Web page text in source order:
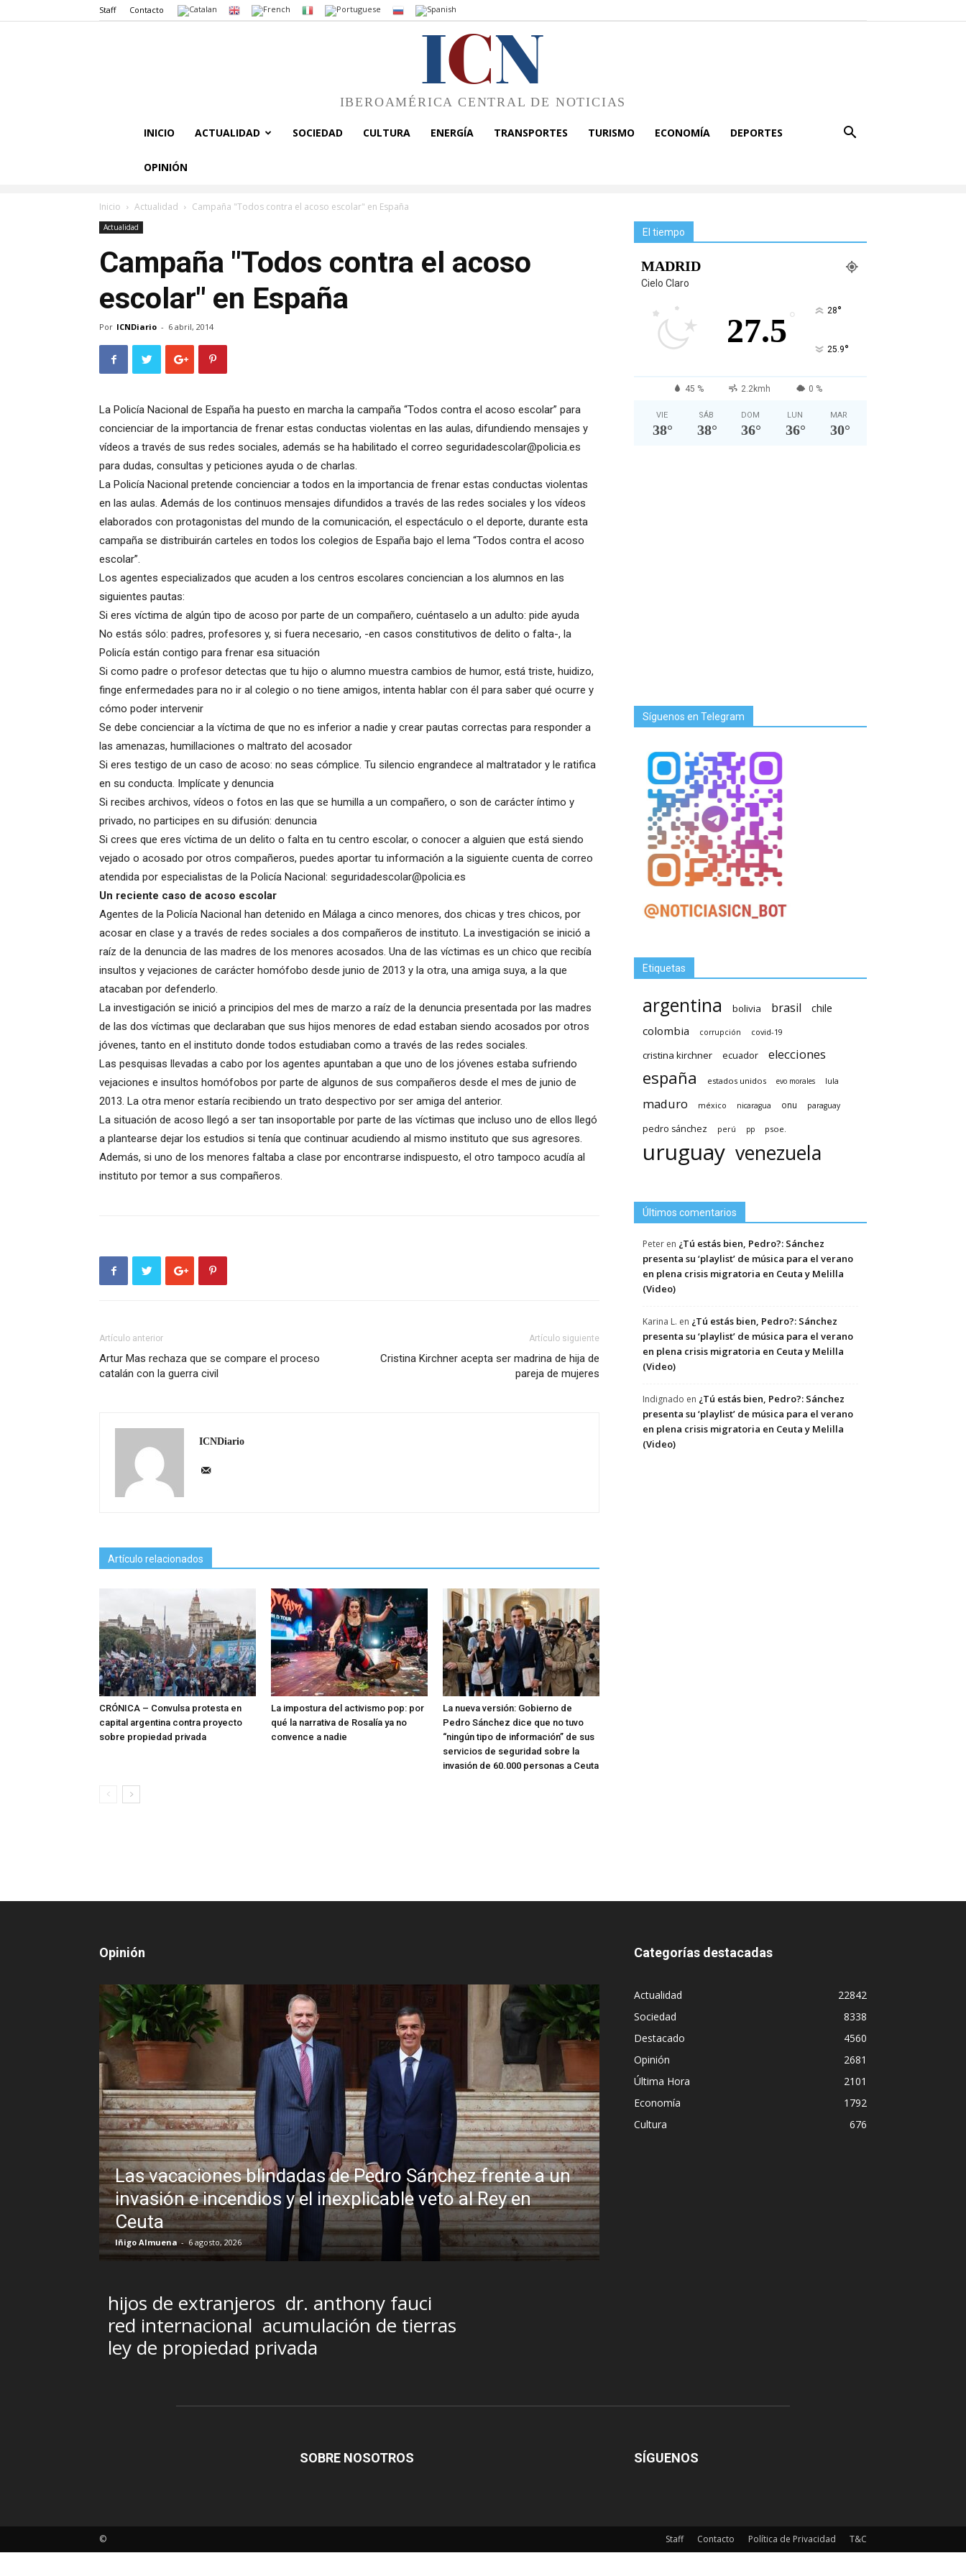
Staff Contacto
ICN
IBEROAMÉRICA CENTRAL DE NOTICIAS
INICIO ACTUALIDAD SOCIEDAD CULTURA ENERGÍA TRANSPORTES TURISMO ECONOMÍA DEPORTES
OPINIÓN
Inicio Actualidad Campaña "Todos contra el acoso escolar" en España
Actualidad
Campaña "Todos contra el acoso
escolar" en España
Por ICNDiario - 6 abril, 2014
La Policía Nacional de España ha puesto en marcha la campaña “Todos contra el acoso escolar” para
concienciar de la importancia de frenar estas conductas violentas en las aulas, difundiendo mensajes y
vídeos a través de sus redes sociales, además se ha habilitado el correo seguridadescolar@policia.es
para dudas, consultas y peticiones ayuda o de charlas.
La Policía Nacional pretende concienciar a todos en la importancia de frenar estas conductas violentas
en las aulas. Además de los continuos mensajes difundidos a través de las redes sociales y los vídeos
elaborados con protagonistas del mundo de la comunicación, el espectáculo o el deporte, durante esta
campaña se distribuirán carteles en todos los colegios de España bajo el lema “Todos contra el acoso
escolar”.
Los agentes especializados que acuden a los centros escolares conciencian a los alumnos en las
siguientes pautas:
Si eres víctima de algún tipo de acoso por parte de un compañero, cuéntaselo a un adulto: pide ayuda
No estás sólo: padres, profesores y, si fuera necesario, -en casos constitutivos de delito o falta-, la
Policía están contigo para frenar esa situación
Si como padre o profesor detectas que tu hijo o alumno muestra cambios de humor, está triste, huidizo,
finge enfermedades para no ir al colegio o no tiene amigos, intenta hablar con él para saber qué ocurre y
cómo poder intervenir
Se debe concienciar a la víctima de que no es inferior a nadie y crear pautas correctas para responder a
las amenazas, humillaciones o maltrato del acosador
Si eres testigo de un caso de acoso: no seas cómplice. Tu silencio engrandece al maltratador y le ratifica
en su conducta. Implícate y denuncia
Si recibes archivos, vídeos o fotos en las que se humilla a un compañero, o son de carácter íntimo y
privado, no participes en su difusión: denuncia
Si crees que eres víctima de un delito o falta en tu centro escolar, o conocer a alguien que está siendo
vejado o acosado por otros compañeros, puedes aportar tu información a la siguiente cuenta de correo
atendida por especialistas de la Policía Nacional: seguridadescolar@policia.es
Un reciente caso de acoso escolar
Agentes de la Policía Nacional han detenido en Málaga a cinco menores, dos chicas y tres chicos, por
acosar en clase y a través de redes sociales a dos compañeros de instituto. La investigación se inició a
raíz de la denuncia de las madres de los menores acosados. Una de las víctimas es un chico que recibía
insultos y vejaciones de carácter homófobo desde junio de 2013 y la otra, una amiga suya, a la que
atacaban por defenderlo.
La investigación se inició a principios del mes de marzo a raíz de la denuncia presentada por las madres
de las dos víctimas que declaraban que sus hijos menores de edad estaban siendo acosados por otros
jóvenes, tanto en el instituto donde todos estudiaban como a través de las redes sociales.
Las pesquisas llevadas a cabo por los agentes apuntaban a que uno de los jóvenes estaba sufriendo
vejaciones e insultos homófobos por parte de algunos de sus compañeros desde el mes de junio de
2013. La otra menor estaría recibiendo un trato despectivo por ser amiga del anterior.
La situación de acoso llegó a ser tan insoportable por parte de las víctimas que incluso uno de ellos llegó
a plantearse dejar los estudios si tenía que continuar acudiendo al mismo instituto que sus agresores.
Además, si uno de los menores faltaba a clase por encontrarse indispuesto, el otro tampoco acudía al
instituto por temor a sus compañeros.
Artículo anterior
Artur Mas rechaza que se compare el proceso
catalán con la guerra civil
Artículo siguiente
Cristina Kirchner acepta ser madrina de hija de
pareja de mujeres
ICNDiario
Artículo relacionados
CRÓNICA – Convulsa protesta en
capital argentina contra proyecto
sobre propiedad privada
La impostura del activismo pop: por
qué la narrativa de Rosalía ya no
convence a nadie
La nueva versión: Gobierno de
Pedro Sánchez dice que no tuvo
“ningún tipo de información” de sus
servicios de seguridad sobre la
invasión de 60.000 personas a Ceuta
El tiempo
MADRID
Cielo Claro
27.5 ° 28°
25.9°
45 % 2.2kmh 0 %
VIE
38°
SÁB
38°
DOM
36°
LUN
36°
MAR
30°
Síguenos en Telegram
Etiquetas
argentina bolivia brasil
chile
colombia
corrupción covid-19
cristina kirchner ecuador elecciones
españa estados unidos evo morales lula
maduro méxico nicaragua onu paraguay
pedro sánchez perú pp psoe.
uruguay venezuela
Últimos comentarios
Peter en ¿Tú estás bien, Pedro?: Sánchez
presenta su ‘playlist’ de música para el verano
en plena crisis migratoria en Ceuta y Melilla
(Video)
Karina L. en ¿Tú estás bien, Pedro?: Sánchez
presenta su ‘playlist’ de música para el verano
en plena crisis migratoria en Ceuta y Melilla
(Video)
Indignado en ¿Tú estás bien, Pedro?: Sánchez
presenta su ‘playlist’ de música para el verano
en plena crisis migratoria en Ceuta y Melilla
(Video)
Opinión
Sánchez frente a un
veto al Rey en
Sin disimulo: la peligrosa promiscuidad institucional en
Brasil y la sombra del Foro de São Paulo
R.C. Gómez 5 agosto, 2026
hijos de extranjeros dr. anthony fauci
red internacional acumulación de tierras
ley de propiedad privada
Categorías destacadas
Actualidad
22842
Sociedad
8338
Destacado
4560
Opinión
2681
Última Hora
2101
Economía
1792
Cultura
676
SOBRE NOSOTROS SÍGUENOS
Staff Contacto Política de Privacidad T&C
©